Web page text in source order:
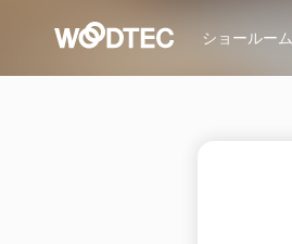
ショールーム